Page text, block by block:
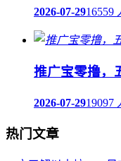
2026-07-2916559
推广宝零撸，
2026-07-2919097
热门文章